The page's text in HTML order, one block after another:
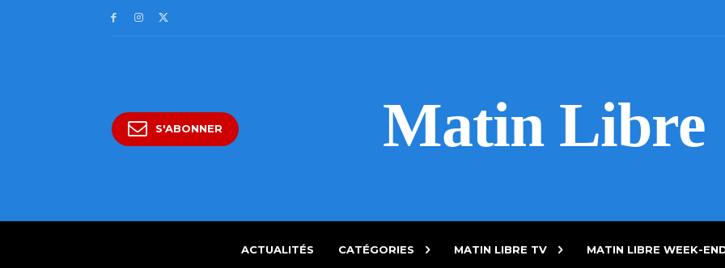
S'ABONNER Matin Libre
ACTUALITÉS CATÉGORIES MATIN LIBRE TV MATIN LIBRE WEEK-